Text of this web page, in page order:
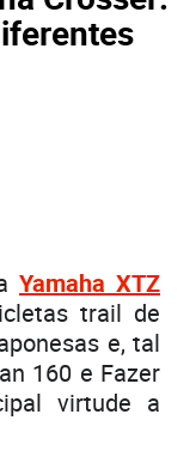
Yamaha XTZ
trail de
e, tal
160 e Fazer
virtude a